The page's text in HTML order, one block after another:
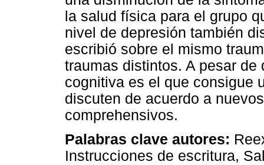
la salud física para el grupo
nivel de depresión también
escribió sobre el mismo
traumas distintos. A pesar
cognitiva es el que consigue
discuten de acuerdo a
comprehensivos.
Palabras clave autores:
Instrucciones de escritura,